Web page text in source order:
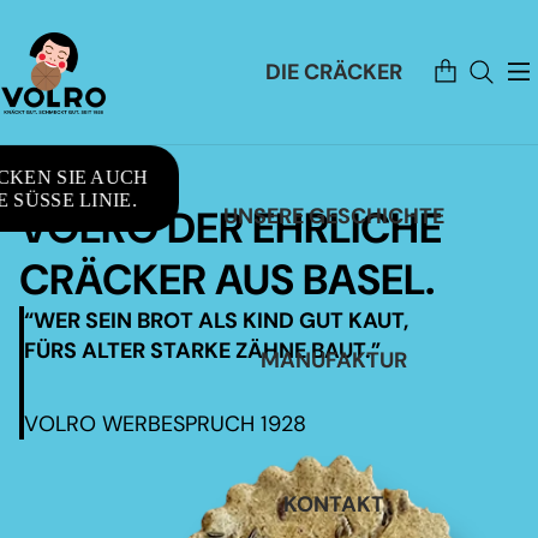
DIE CRÄCKER
UNSERE GESCHICHTE
MANUFAKTUR
KONTAKT
Artikel
im
Warenkorb
SIE AUCH
SÜSSE LINIE.
VOLRO DER EHRLICHE
CRÄCKER AUS BASEL.
“WER SEIN BROT ALS KIND GUT KAUT,
FÜRS ALTER STARKE ZÄHNE BAUT.”
VOLRO WERBESPRUCH 1928